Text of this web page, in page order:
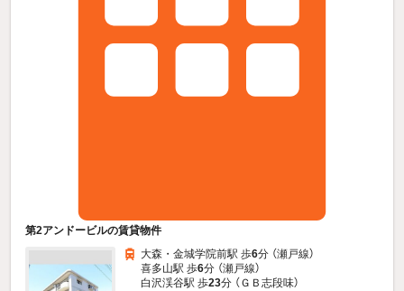
第2アンドービルの賃貸物件
大森・金城学院前駅 歩6分 （瀬戸線）
喜多山駅 歩6分 （瀬戸線）
白沢渓谷駅 歩23分 （ＧＢ志段味）